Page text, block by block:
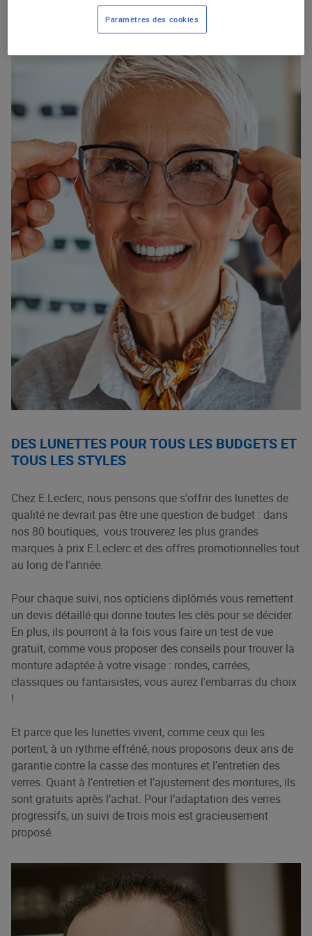
DES LUNETTES POUR TOUS LES BUDGETS ET
TOUS LES STYLES
Chez E.Leclerc, nous pensons que s'offrir des lunettes de
qualité ne devrait pas être une question de budget : dans
nos 80 boutiques, vous trouverez les plus grandes
marques à prix E.Leclerc et des offres promotionnelles tout
au long de l'année.
Pour chaque suivi, nos opticiens diplômés vous remettent
un devis détaillé qui donne toutes les clés pour se décider.
En plus, ils pourront à la fois vous faire un test de vue
gratuit, comme vous proposer des conseils pour trouver la
monture adaptée à votre visage : rondes, carrées,
classiques ou fantaisistes, vous aurez l'embarras du choix
!
Et parce que les lunettes vivent, comme ceux qui les
portent, à un rythme effréné, nous proposons deux ans de
garantie contre la casse des montures et l’entretien des
verres. Quant à l’entretien et l’ajustement des montures, ils
sont gratuits après l’achat. Pour l’adaptation des verres
progressifs, un suivi de trois mois est gracieusement
proposé.
Paramètres des cookies